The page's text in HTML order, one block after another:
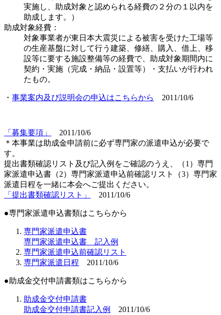
実施し、助成対象と認められる経費の２分の１以内を
助成します。）
助成対象経費：
対象事業者が東日本大震災による被害を受けた工場等
の生産基盤に対して行う建築、修繕、購入、借上、移
設等に要する施設整備等の経費で、助成対象期間内に
契約・実施（完成・納品・設置等）・支払いが行われ
たもの。
・ 事業案内及び説明会の申込はこちらから 2011/10/6
「募集要項」
2011/10/6
＊ 本事業は助成金申請前に必ず専門家の派遣申込が必要で
す。
提出書類確認リスト及び記入例をご確認のうえ、（1）専門
家派遣申込書（2）専門家派遣申込前確認リスト（3）専門家
派遣日程を一緒に本会へご提出ください。
「提出書類確認リスト」
2011/10/6
●専門家派遣申込書類はこちらから
専門家派遣申込書
専門家派遣申込書 記入例
専門家派遣申込前確認リスト
専門家派遣日程 2011/10/6
●助成金交付申請書類はこちらから
助成金交付申請書
助成金交付申請書記入例
2011/10/6